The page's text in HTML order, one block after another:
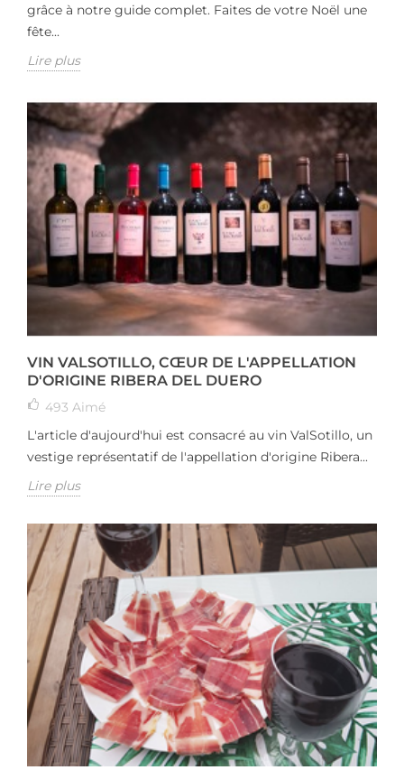
grâce à notre guide complet. Faites de votre Noël une
fête...
Lire plus
VIN VALSOTILLO, CŒUR DE L'APPELLATION
D'ORIGINE RIBERA DEL DUERO
493 Aimé
L'article d'aujourd'hui est consacré au vin ValSotillo, un
vestige représentatif de l'appellation d'origine Ribera...
Lire plus